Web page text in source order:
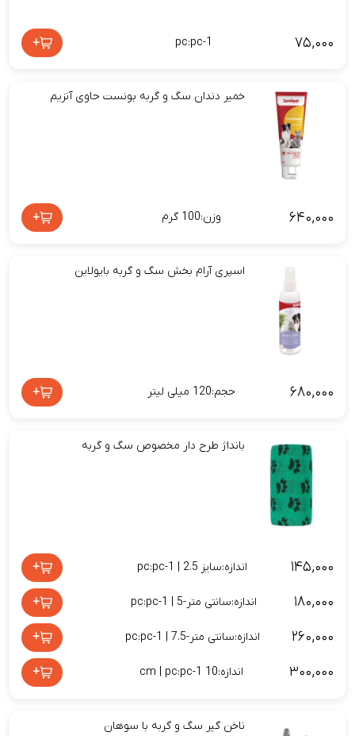
۷۵,۰۰۰ pc:pc-1
+
خمیر دندان سگ و گربه بونست حاوی آنزیم
۶۴۰,۰۰۰ وزن:100 گرم +
اسپری آرام بخش سگ و گربه بایولاین
۶۸۰,۰۰۰ حجم:120 میلی لیتر +
بانداژ طرح دار مخصوص سگ و گربه
۱۴۵,۰۰۰ اندازه:سایز 2.5 | pc:pc-1 +
۱۸۰,۰۰۰ اندازه:سانتی متر-5 | pc:pc-1 +
۲۶۰,۰۰۰ اندازه:سانتی متر-7.5 | pc:pc-1 +
۳۰۰,۰۰۰ اندازه:10 cm | pc:pc-1 +
ناخن‌ گیر سگ و گربه با سوهان